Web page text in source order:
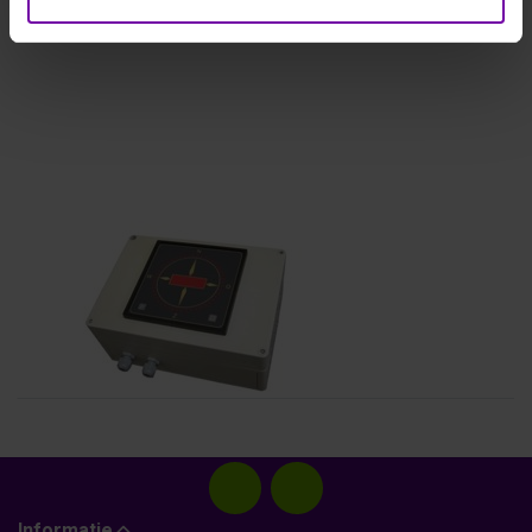
CaTeC gecombineerd
aanwijsinstrument 96 x 96